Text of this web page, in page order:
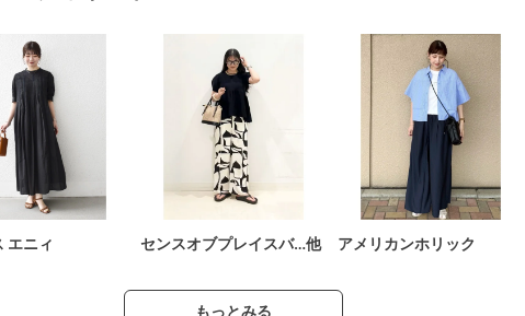
エニィ センスオブプレイスバ…他 アメリカンホリック
もっとみる